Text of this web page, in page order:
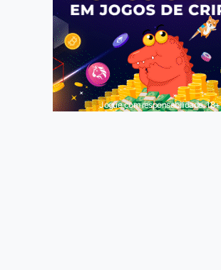
Jogue com responsabilidade. 18+